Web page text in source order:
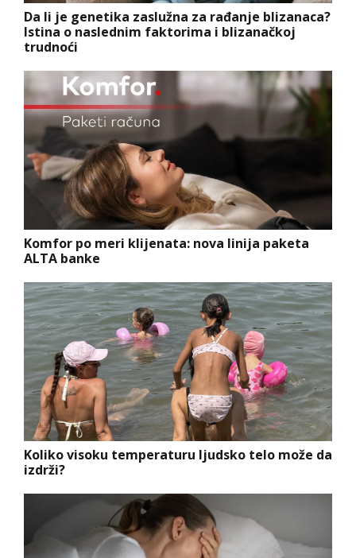
Da li je genetika zaslužna za rađanje blizanaca?
Istina o naslednim faktorima i blizanačkoj
trudnoći
Komfor po meri klijenata: nova linija paketa
ALTA banke
Koliko visoku temperaturu ljudsko telo može da
izdrži?